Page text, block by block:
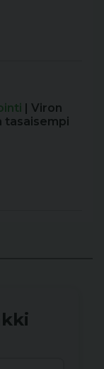
| Viron
tasaisempi